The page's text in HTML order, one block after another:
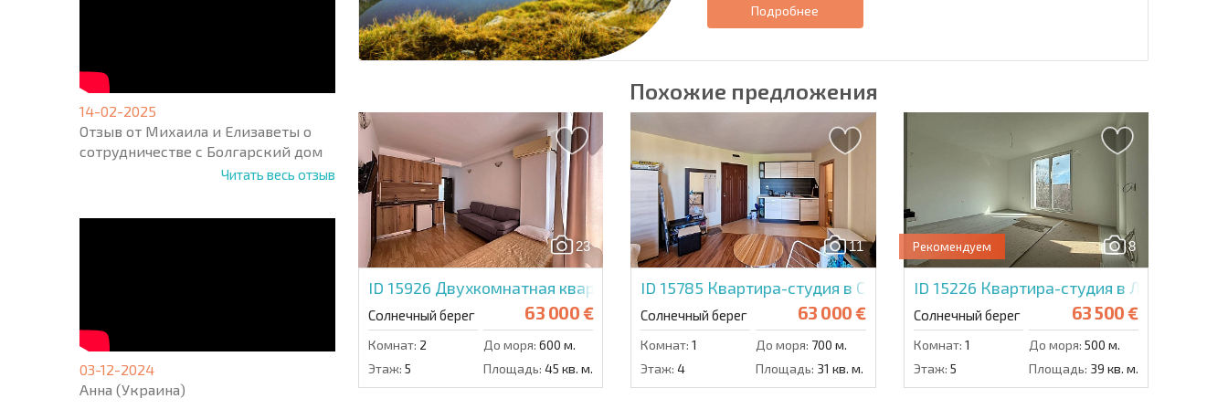
14-02-2025
Отзыв от Михаила и Елизаветы о
сотрудничестве с Болгарский дом
Читать весь отзыв
03-12-2024
Анна (Украина)
Подробнее
Похожие предложения
23
ID 15926 Двухкомнатная квартира в Ванила Гарден
Солнечный берег 63 000 €
Комнат: 2 До моря: 600 м.
Этаж: 5 Площадь: 45 кв. м.
11
ID 15785 Квартира-студия в Саммер Бриз
Солнечный берег 63 000 €
Комнат: 1 До моря: 700 м.
Этаж: 4 Площадь: 31 кв. м.
8
Рекомендуем
ID 15226 Квартира-студия в Ля Мер
Солнечный берег 63 500 €
Комнат: 1 До моря: 500 м.
Этаж: 5 Площадь: 39 кв. м.